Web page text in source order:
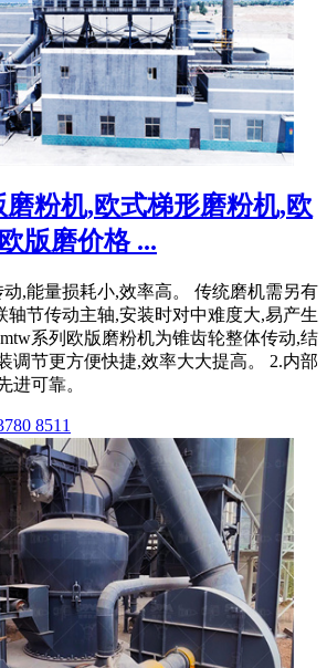
粉机,欧式梯形磨粉机,欧
版磨价格 ...
动,能量损耗小,效率高。 传统磨机需另有
轴节传动主轴,安装时对中难度大,易产生
系列欧版磨粉机为锥齿轮整体传动,结
调节更方便快捷,效率大大提高。 2.内部
进可靠。
8511